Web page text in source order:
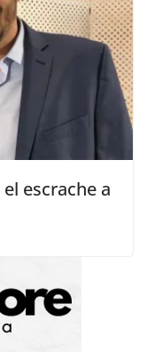
escrache a